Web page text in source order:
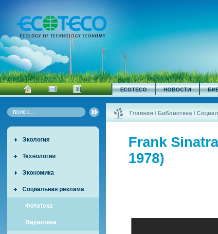
ECOTECO НОВОСТИ
Экология
Технологии
Экономика
Социальная реклама
Фототека
Видеотека
Главная / Библиотека /
Frank
1978)